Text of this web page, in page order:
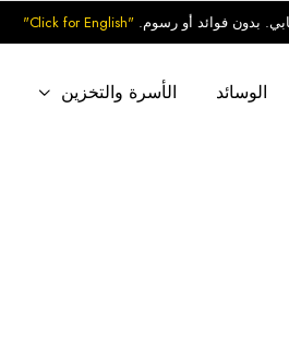
"Click for English"
الوسائد الأسرة والتخزين